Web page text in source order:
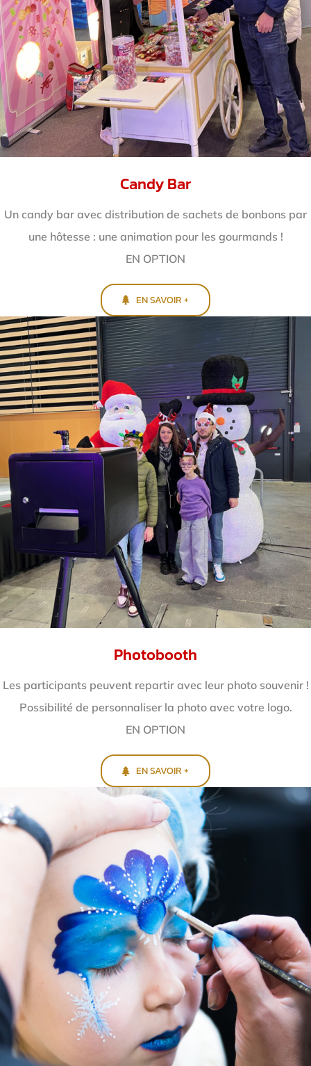
Candy Bar
Un candy bar avec distribution de sachets de bonbons par
une hôtesse : une animation pour les gourmands !
EN OPTION
EN SAVOIR +
Photobooth
Les participants peuvent repartir avec leur photo souvenir !
Possibilité de personnaliser la photo avec votre logo.
EN OPTION
EN SAVOIR +